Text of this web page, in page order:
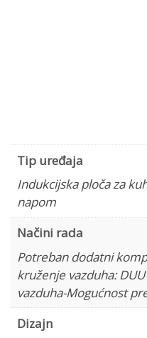
Tip uređaja
Indukcijska ploča za
napom
Načini rada
Potreban dodatni
kruženje vazduha:
vazduha-Mogućnost
Dizajn